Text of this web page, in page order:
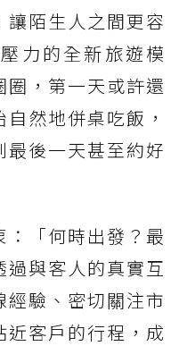
陌生人之間更容
力的全新旅遊模
，第一天或許還
然地併桌吃飯，
後一天甚至約好
「何時出發？最
與客人的真實互
驗、密切關注市
客戶的行程，成